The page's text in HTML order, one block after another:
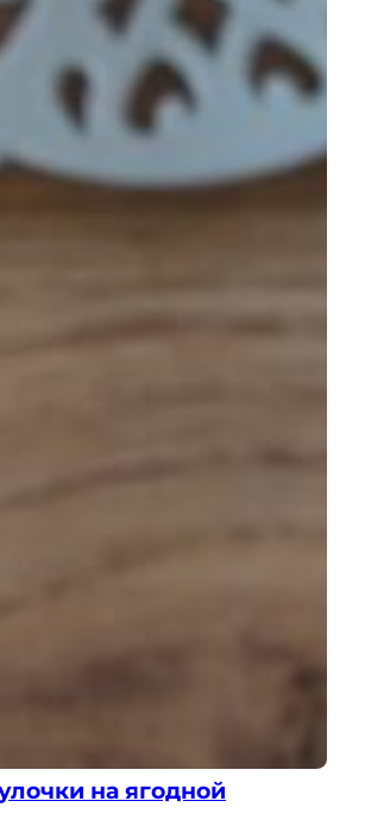
на ягодной